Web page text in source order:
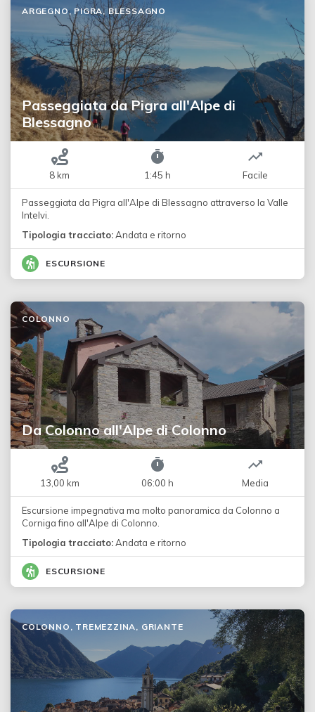
Passeggiata da Pigra all'Alpe di
Blessagno
ARGEGNO, PIGRA, BLESSAGNO
8 km 1:45 h Facile
Passeggiata da Pigra all'Alpe di Blessagno attraverso la Valle
Intelvi.
Tipologia tracciato:Andata e ritorno
ESCURSIONE
Da Colonno all'Alpe di Colonno
COLONNO
13,00 km 06:00 h Media
Escursione impegnativa ma molto panoramica da Colonno a
Corniga fino all'Alpe di Colonno.
Tipologia tracciato:Andata e ritorno
ESCURSIONE
COLONNO, TREMEZZINA, GRIANTE